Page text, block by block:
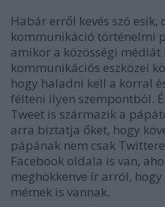
Habár erről kevés szó esik,
kommunikáció történelmi
amikor a közösségi médiát
kommunikációs eszközei
hogy haladni kell a korral
félteni ilyen szempontból.
Tweet is származik a
arra biztatja őket, hogy
pápának nem csak
Facebook oldala is van,
meghökkenve ír arról,
mémek is vannak.